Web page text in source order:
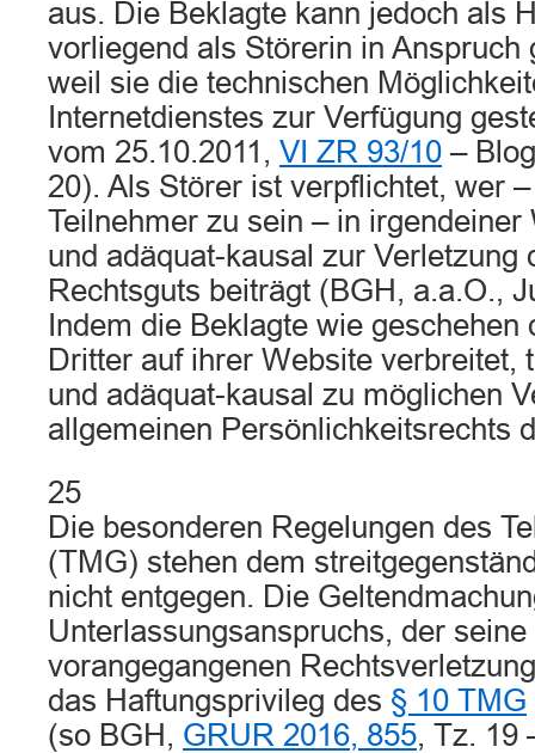
aus. Die Beklagte kann jedoch als
vorliegend als Störerin in Anspruch
weil sie die technischen
Internetdienstes zur Verfügung
vom 25.10.2011, VI ZR 93/10 –
20). Als Störer ist verpflichtet, wer
Teilnehmer zu sein – in
und adäquat-kausal zur Verletzung
Rechtsguts beiträgt (BGH, a.a.O.,
Indem die Beklagte wie geschehen
Dritter auf ihrer Website verbreitet,
und adäquat-kausal zu möglichen
allgemeinen Persönlichkeitsrechts
25
Die besonderen Regelungen des
(TMG) stehen dem
nicht entgegen. Die
Unterlassungsanspruchs, der
vorangegangenen
das Haftungsprivileg des § 10 TMG
(so BGH, GRUR 2016, 855, Tz. 19